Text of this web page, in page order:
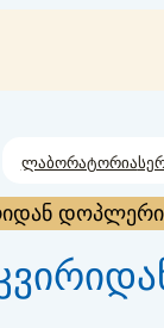
ლაბორატორია